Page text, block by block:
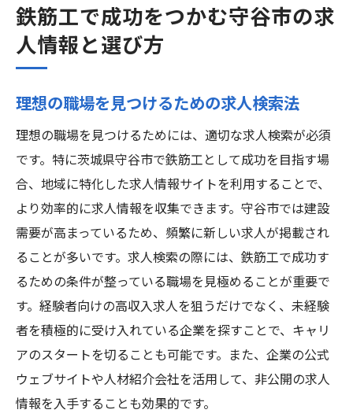
鉄筋工で成功をつかむ守谷市の求
人情報と選び方
理想の職場を見つけるための求人検索法
理想の職場を見つけるためには、適切な求人検索が必須
です。特に茨城県守谷市で鉄筋工として成功を目指す場
合、地域に特化した求人情報サイトを利用することで、
より効率的に求人情報を収集できます。守谷市では建設
需要が高まっているため、頻繁に新しい求人が掲載され
ることが多いです。求人検索の際には、鉄筋工で成功す
るための条件が整っている職場を見極めることが重要で
す。経験者向けの高収入求人を狙うだけでなく、未経験
者を積極的に受け入れている企業を探すことで、キャリ
アのスタートを切ることも可能です。また、企業の公式
ウェブサイトや人材紹介会社を活用して、非公開の求人
情報を入手することも効果的です。